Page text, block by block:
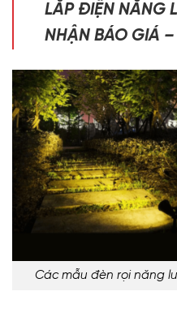
LẮP ĐIỆN NĂNG
NHẬN BÁO GIÁ –
Các mẫu đèn rọi năng